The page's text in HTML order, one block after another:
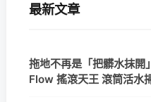
最新文章
拖地不再是「把髒水抹
Flow 搖滾天王 滾筒活水